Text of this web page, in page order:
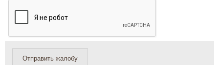
Отправить жалобу